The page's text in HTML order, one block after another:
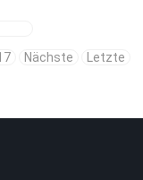
Nächste Letzte